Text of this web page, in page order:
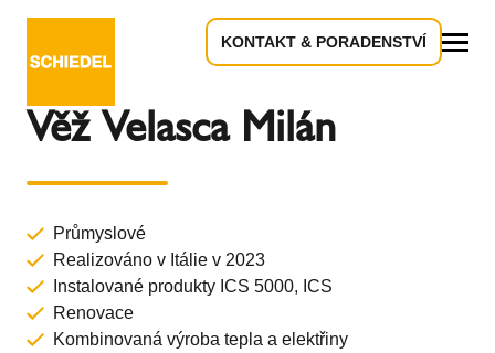
KONTAKT & PORADENSTVÍ
Věž Velasca Milán
Průmyslové
Realizováno v Itálie v 2023
Instalované produkty ICS 5000, ICS
Renovace
Kombinovaná výroba tepla a elektřiny